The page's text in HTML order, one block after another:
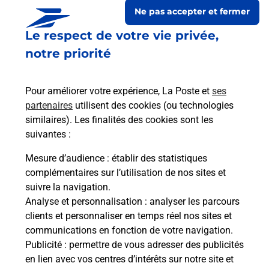
Le respect de votre vie privée,
notre priorité
Pour améliorer votre expérience, La Poste et ses
partenaires utilisent des cookies (ou technologies
similaires). Les finalités des cookies sont les
suivantes :
Mesure d’audience : établir des statistiques
complémentaires sur l’utilisation de nos sites et
suivre la navigation.
Analyse et personnalisation : analyser les parcours
clients et personnaliser en temps réel nos sites et
communications en fonction de votre navigation.
Publicité : permettre de vous adresser des publicités
en lien avec vos centres d’intérêts sur notre site et
Ne pas accepter et fermer
Prochaine collecte du courriersamedià 08h00
790 Route Du Village
07000 Pourcheres
Itinéraire
Le lien s'ouvre dans un nouvel onglet